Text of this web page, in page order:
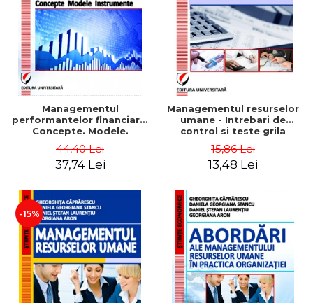
Managementul
performantelor financiare.
Concepte. Modele.
44,40 Lei
37,74 Lei
Managementul resurselor
umane - Intrebari de
control si teste grila
15,86 Lei
13,48 Lei
-15%